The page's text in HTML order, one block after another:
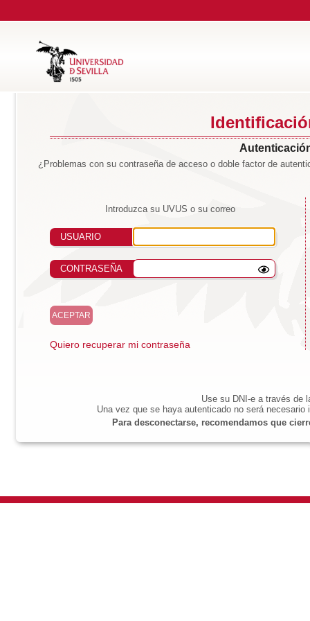
¿Problemas con su contraseña de acceso o doble factor de
Introduzca su UVUS o su correo
USUARIO
CONTRASEÑA
Quiero recuperar mi contraseña
Use su DNI-e a través de
Una vez que se haya autenticado no será
Para desconectarse, recomendamos que